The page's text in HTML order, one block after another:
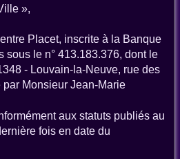
»,
Placet, inscrite à la Banque
sous le n° 413.183.376, dont le
- Louvain-la-Neuve, rue des
par Monsieur Jean-Marie
aux statuts publiés au
fois en date du